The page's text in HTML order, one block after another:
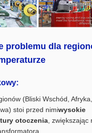
problemu dla
(Bliski Wschód,
stoi przed nimiwysokie
otoczenia, zwiększając